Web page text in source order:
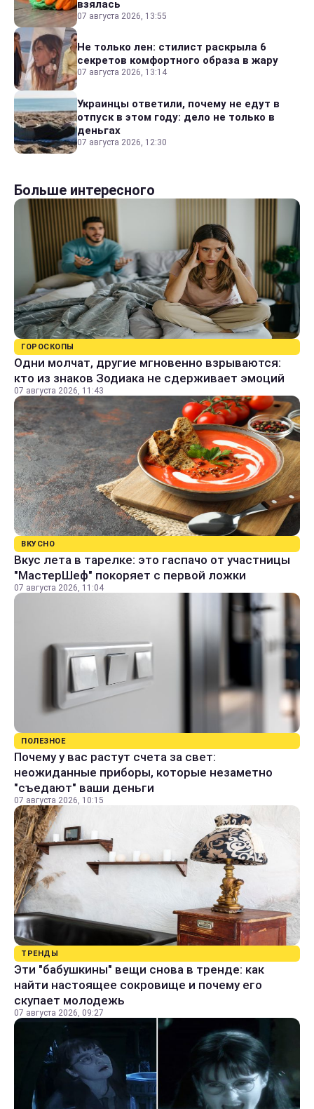
взялась
07 августа 2026, 13:55
Не только лен: стилист раскрыла 6
секретов комфортного образа в жару
07 августа 2026, 13:14
Украинцы ответили, почему не едут в
отпуск в этом году: дело не только в
деньгах
07 августа 2026, 12:30
Больше интересного
ГОРОСКОПЫ
Одни молчат, другие мгновенно взрываются:
кто из знаков Зодиака не сдерживает эмоций
07 августа 2026, 11:43
ВКУСНО
Вкус лета в тарелке: это гаспачо от участницы
"МастерШеф" покоряет с первой ложки
07 августа 2026, 11:04
ПОЛЕЗНОЕ
Почему у вас растут счета за свет:
неожиданные приборы, которые незаметно
"съедают" ваши деньги
07 августа 2026, 10:15
ТРЕНДЫ
Эти "бабушкины" вещи снова в тренде: как
найти настоящее сокровище и почему его
скупает молодежь
07 августа 2026, 09:27